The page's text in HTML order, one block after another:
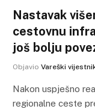
Nastavak
cestovnu
još bolju
Objavio Vareški
Nakon uspješno
regionalne ceste